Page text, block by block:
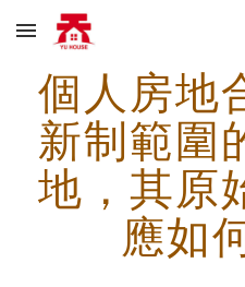
Skip to main content
個人房地
新制範圍
地，其原
應如